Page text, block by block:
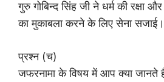
गुरु गोबिन्द सिंह जी ने धर्म की रक्षा
का मुकाबला करने के लिए सेना सजाई।
प्रश्न (च)
जफरनामा के विषय में आप क्या जानते